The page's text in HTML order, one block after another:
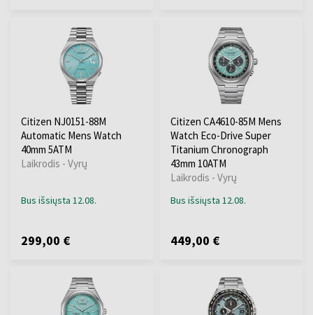
Citizen NJ0151-88M
Automatic Mens Watch
40mm 5ATM
Laikrodis - Vyrų
Bus išsiųsta 12.08.
299,00 €
Citizen CA4610-85M Mens
Watch Eco-Drive Super
Titanium Chronograph
43mm 10ATM
Laikrodis - Vyrų
Bus išsiųsta 12.08.
449,00 €